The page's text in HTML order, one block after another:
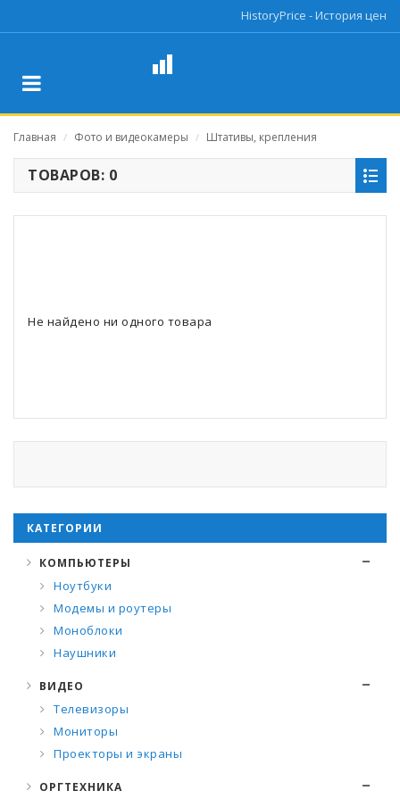
HistoryPrice - История цен
Главная / Фото и видеокамеры / Штативы, крепления
ТОВАРОВ: 0
Не найдено ни одного товара
КАТЕГОРИИ
КОМПЬЮТЕРЫ
Ноутбуки
Модемы и роутеры
Моноблоки
Наушники
ВИДЕО
Телевизоры
Мониторы
Проекторы и экраны
ОРГТЕХНИКА